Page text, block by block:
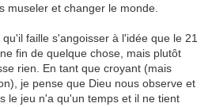
museler et changer le monde.
faille s'angoisser à l'idée que le 21
fin de quelque chose, mais plutôt
rien. En tant que croyant (mais
je pense que Dieu nous observe et
le jeu n'a qu'un temps et il ne tient